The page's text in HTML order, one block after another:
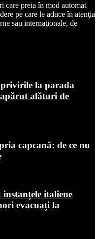
care preia în mod automat
pe care le aduce în atenţia
sau internaţionale, de
la parada
alături de
capcană: de ce nu
italiene
evacuați la